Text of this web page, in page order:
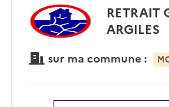
RETRAIT
ARGILES
sur ma commune :